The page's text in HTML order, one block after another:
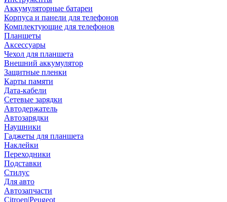
Аккумуляторные батареи
Корпуса и панели для телефонов
Комплектующие для телефонов
Планшеты
Аксессуары
Чехол для планшета
Внешний аккумулятор
Защитные пленки
Карты памяти
Дата-кабели
Сетевые зарядки
Автодержатель
Автозарядки
Наушники
Гаджеты для планшета
Наклейки
Переходники
Подставки
Стилус
Для авто
Автозапчасти
Citroen|Peugeot